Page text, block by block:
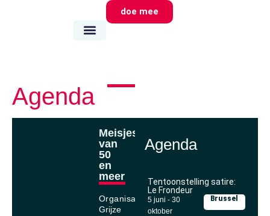
doe mee
Agenda
Meisjes
van
50
en
meer
Organisator
Grijze
Agenda
Tentoonstelling satire:
Le Frondeur
5 juni - 30
oktober
Brussel